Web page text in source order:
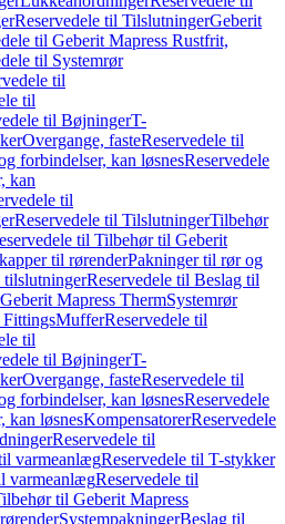
Reservedele til TilslutningerGeberit
til Geberit Mapress Rustfrit,
til Systemrør
til
til
til BøjningerT-
Overgange, fasteReservedele til
forbindelser, kan løsnesReservedele
kan
til
Reservedele til TilslutningerTilbehør
til Tilbehør til Geberit
til rørenderPakninger til rør og
tilslutningerReservedele til Beslag til
Geberit Mapress ThermSystemrør
FittingsMufferReservedele til
til
til BøjningerT-
Overgange, fasteReservedele til
forbindelser, kan løsnesReservedele
kan løsnesKompensatorerReservedele
Reservedele til
varmeanlægReservedele til T-stykker
varmeanlægReservedele til
til Geberit Mapress
SystempakningerBeslag til